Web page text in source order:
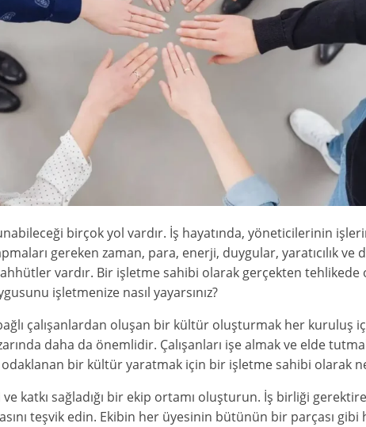
birçok yol vardır. İş hayatında, yöneticilerinin
gereken zaman, para, enerji, duygular, yaratıcılık ve
vardır. Bir işletme sahibi olarak gerçekten tehlikede
işletmenize nasıl yayarsınız?
çalışanlardan oluşan bir kültür oluşturmak her kuruluş
daha da önemlidir. Çalışanları işe almak ve elde
odaklanan bir kültür yaratmak için bir işletme sahibi olarak
ve katkı sağladığı bir ekip ortamı oluşturun. İş birliği
teşvik edin. Ekibin her üyesinin bütünün bir parçası